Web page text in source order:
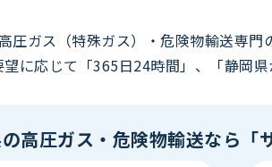
圧ガス（特殊ガス）・危険物輸送専門
に応じて「365日24時間」、「静岡
高圧ガス・危険物輸送なら